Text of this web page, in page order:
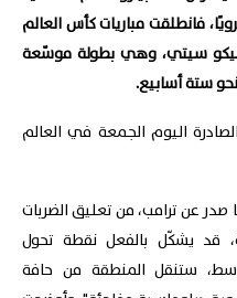
فانطلقت مباريات كأس العالم
سيتي، وهي بطولة موسّعة
اليوم الجمعة في العالم
صدر عن ترامب، من تعليق الضربات
قد يشكّل بالفعل نقطة تحول
ستنقل المنطقة من حافة